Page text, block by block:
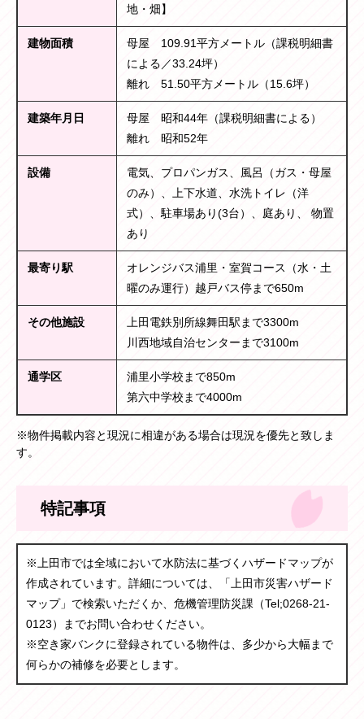
地・畑】
建物面積
母屋 109.91平方メートル（課税明細書
による／33.24坪）
離れ 51.50平方メートル（15.6坪）
建築年月日
母屋 昭和44年（課税明細書による）
離れ 昭和52年
設備
電気、プロパンガス、風呂（ガス・母屋
のみ）、上下水道、水洗トイレ（洋
式）、駐車場あり(3台）、庭あり、 物置
あり
最寄り駅
オレンジバス浦里・室賀コース（水・土
曜のみ運行）越戸バス停まで650m
その他施設
上田電鉄別所線舞田駅まで3300m
川西地域自治センターまで3100m
通学区
浦里小学校まで850m
第六中学校まで4000m
※物件掲載内容と現況に相違がある場合は現況を優先と致しま
す。
特記事項
※上田市では全域において水防法に基づくハザードマップが
作成されています。詳細については、「上田市災害ハザード
マップ」で検索いただくか、危機管理防災課（Tel;0268-21-
0123）までお問い合わせください。
※空き家バンクに登録されている物件は、多少から大幅まで
何らかの補修を必要とします。